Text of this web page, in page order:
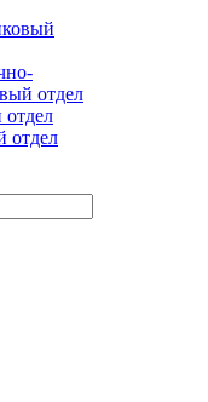
отдел
отдел